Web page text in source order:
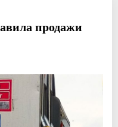
продажи